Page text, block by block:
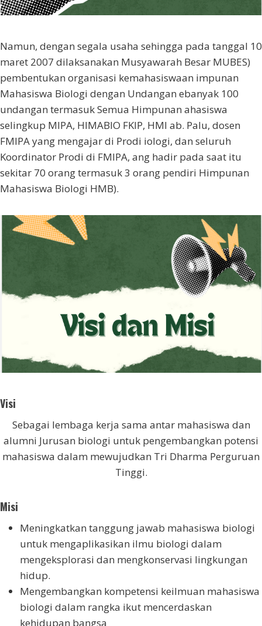
Namun, dengan segala usaha sehingga pada tanggal 10
maret 2007 dilaksanakan Musyawarah Besar MUBES)
pembentukan organisasi kemahasiswaan impunan
Mahasiswa Biologi dengan Undangan ebanyak 100
undangan termasuk Semua Himpunan ahasiswa
selingkup MIPA, HIMABIO FKIP, HMI ab. Palu, dosen
FMIPA yang mengajar di Prodi iologi, dan seluruh
Koordinator Prodi di FMIPA, ang hadir pada saat itu
sekitar 70 orang termasuk 3 orang pendiri Himpunan
Mahasiswa Biologi HMB).
Visi
Sebagai lembaga kerja sama antar mahasiswa dan
alumni Jurusan biologi untuk pengembangkan potensi
mahasiswa dalam mewujudkan Tri Dharma Perguruan
Tinggi.
Misi
Meningkatkan tanggung jawab mahasiswa biologi
untuk mengaplikasikan ilmu biologi dalam
mengeksplorasi dan mengkonservasi lingkungan
hidup.
Mengembangkan kompetensi keilmuan mahasiswa
biologi dalam rangka ikut mencerdaskan
kehidupan bangsa